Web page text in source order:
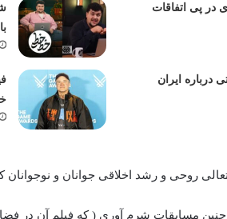
در پی اتفاقات
درباره ایران
روحی و رشد اخلاقی جوانان و نوجوانان
چنین مسابقات شرم آوری ( که فیلم آن در